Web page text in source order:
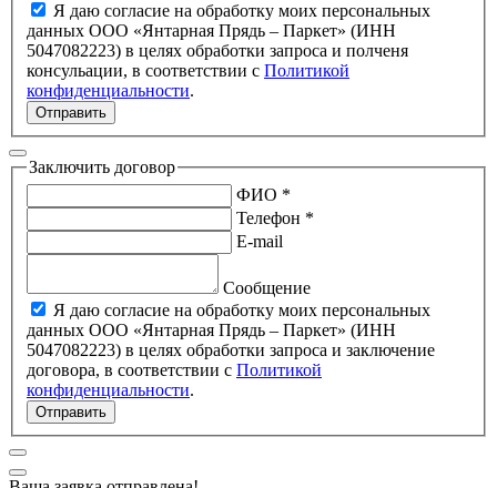
Я даю согласие на обработку моих персональных
данных ООО «Янтарная Прядь – Паркет» (ИНН
5047082223) в целях обработки запроса и полченя
консульации, в соответствии с Политикой
конфиденциальности.
Отправить
Заключить договор
ФИО *
Телефон *
E-mail
Сообщение
Я даю согласие на обработку моих персональных
данных ООО «Янтарная Прядь – Паркет» (ИНН
5047082223) в целях обработки запроса и заключение
договора, в соответствии с Политикой
конфиденциальности.
Отправить